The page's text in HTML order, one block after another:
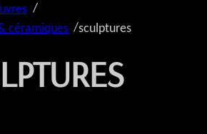
/
céramiques /sculptures